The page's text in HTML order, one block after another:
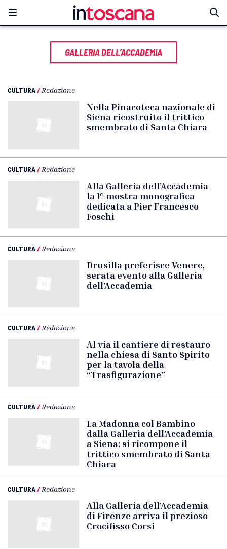
GALLERIA DELL’ACCADEMIA
CULTURA/ Redazione
Nella Pinacoteca nazionale di
Siena ricostruito il trittico
smembrato di Santa Chiara
CULTURA/ Redazione
Alla Galleria dell’Accademia
la 1° mostra monografica
dedicata a Pier Francesco
Foschi
CULTURA/ Redazione
Drusilla preferisce Venere,
serata evento alla Galleria
dell’Accademia
CULTURA/ Redazione
Al via il cantiere di restauro
nella chiesa di Santo Spirito
per la tavola della
“Trasfigurazione”
CULTURA/ Redazione
La Madonna col Bambino
dalla Galleria dell’Accademia
a Siena: si ricompone il
trittico smembrato di Santa
Chiara
CULTURA/ Redazione
Alla Galleria dell’Accademia
di Firenze arriva il prezioso
Crocifisso Corsi